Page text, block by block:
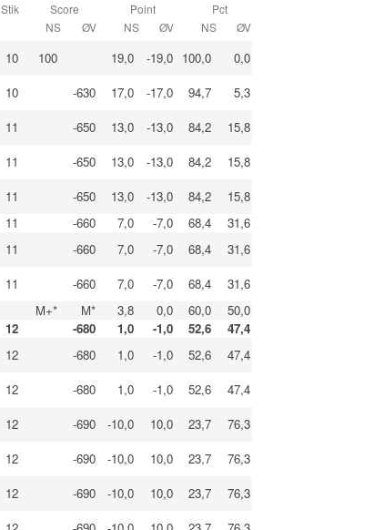
Stik
Score
NS
ØV
Point
NS
ØV
Pct
NS
ØV
10 100 19,0 -19,0 100,0
0,0
10 -630 17,0 -17,0 94,7
5,3
11 -650 13,0 -13,0 84,2
15,8
11 -650 13,0 -13,0 84,2
15,8
11 -650 13,0 -13,0 84,2
15,8
11 -660 7,0 -7,0 68,4
31,6
11 -660 7,0 -7,0 68,4
31,6
11 -660 7,0 -7,0 68,4
31,6
M+* M* 3,8 0,0 60,0
50,0
12 -680 1,0 -1,0 52,6
47,4
12 -680 1,0 -1,0 52,6
47,4
12 -680 1,0 -1,0 52,6
47,4
12 -690 -10,0 10,0 23,7
76,3
12 -690 -10,0 10,0 23,7
76,3
12 -690 -10,0 10,0 23,7
76,3